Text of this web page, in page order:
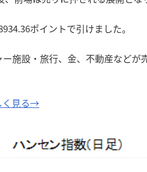
ポイントで引けました。
施設・旅行、金、不動産など
く見る→